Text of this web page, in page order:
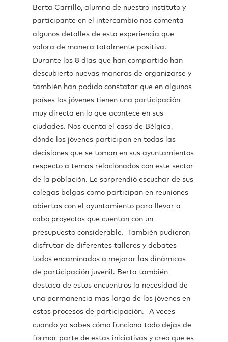
Berta Carrillo, alumna de nuestro instituto y
participante en el intercambio nos comenta
algunos detalles de esta experiencia que
valora de manera totalmente positiva.
Durante los 8 días que han compartido han
descubierto nuevas maneras de organizarse y
también han podido constatar que en algunos
países los jóvenes tienen una participación
muy directa en lo que acontece en sus
ciudades. Nos cuenta el caso de Bélgica,
dónde los jóvenes participan en todas las
decisiones que se toman en sus ayuntamientos
respecto a temas relacionados con este sector
de la población. Le sorprendió escuchar de sus
colegas belgas como participan en reuniones
abiertas con el ayuntamiento para llevar a
cabo proyectos que cuentan con un
presupuesto considerable. También pudieron
disfrutar de diferentes talleres y debates
todos encaminados a mejorar las dinámicas
de participación juvenil. Berta también
destaca de estos encuentros la necesidad de
una permanencia mas larga de los jóvenes en
estos procesos de participación. -A veces
cuando ya sabes cómo funciona todo dejas de
formar parte de estas iniciativas y creo que es